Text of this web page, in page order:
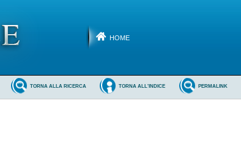
HOME
PERMALINK
TORNA ALL'INDICE
TORNA ALLA RICERCA